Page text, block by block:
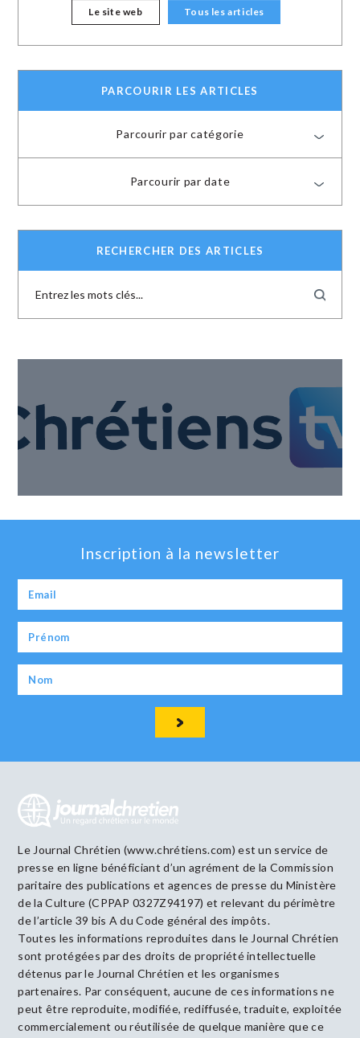
Le site web Tous les articles
PARCOURIR LES ARTICLES
Parcourir par catégorie
Parcourir par date
RECHERCHER DES ARTICLES
Inscription à la newsletter
Le Journal Chrétien (www.chrétiens.com) est un service de
presse en ligne bénéficiant d’un agrément de la Commission
paritaire des publications et agences de presse du Ministère
de la Culture (CPPAP 0327Z94197) et relevant du périmètre
de l’article 39 bis A du Code général des impôts.
Toutes les informations reproduites dans le Journal Chrétien
sont protégées par des droits de propriété intellectuelle
détenus par le Journal Chrétien et les organismes
partenaires. Par conséquent, aucune de ces informations ne
peut être reproduite, modifiée, rediffusée, traduite, exploitée
commercialement ou réutilisée de quelque manière que ce